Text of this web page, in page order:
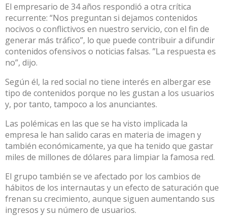
El empresario de 34 años respondió a otra crítica
recurrente: “Nos preguntan si dejamos contenidos
nocivos o conflictivos en nuestro servicio, con el fin de
generar más tráfico”, lo que puede contribuir a difundir
contenidos ofensivos o noticias falsas. ”La respuesta es
no”, dijo.
Según él, la red social no tiene interés en albergar ese
tipo de contenidos porque no les gustan a los usuarios
y, por tanto, tampoco a los anunciantes.
Las polémicas en las que se ha visto implicada la
empresa le han salido caras en materia de imagen y
también económicamente, ya que ha tenido que gastar
miles de millones de dólares para limpiar la famosa red.
El grupo también se ve afectado por los cambios de
hábitos de los internautas y un efecto de saturación que
frenan su crecimiento, aunque siguen aumentando sus
ingresos y su número de usuarios.